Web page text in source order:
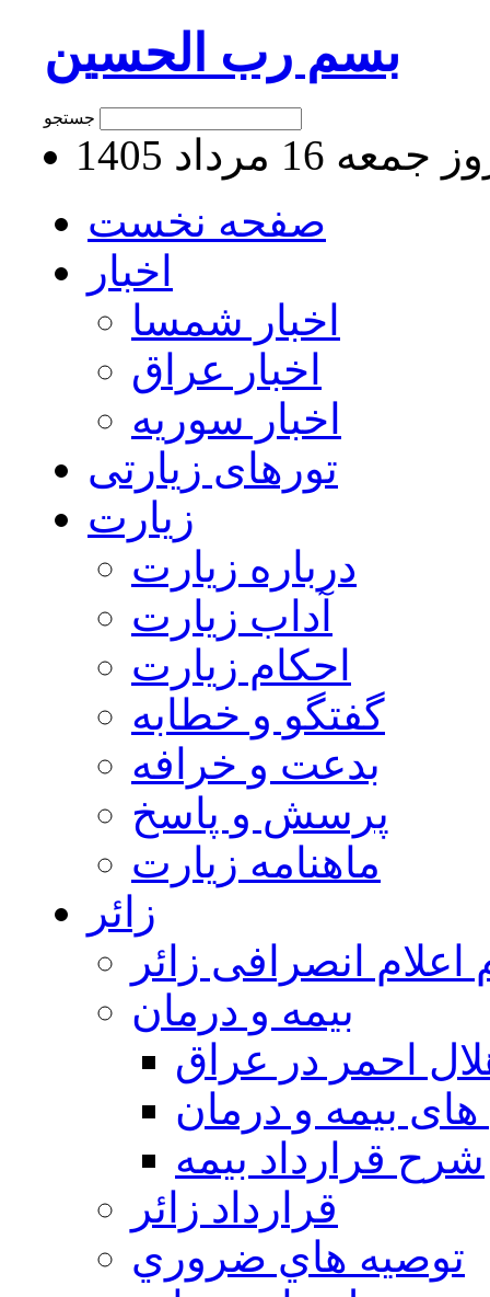
بسم رب الحسین
16 مرداد 1405
صفحه نخست
اخبار
اخبار شمسا
اخبار عراق
اخبار سوریه
تورهای زیارتی
زیارت
درباره زیارت
آداب زیارت
احکام زیارت
گفتگو و خطابه
بدعت و خرافه
پرسش و پاسخ
ماهنامه زیارت
زائر
اعلام انصرافی زائر
بيمه و درمان
احمر در عراق
بیمه و درمان
شرح قرارداد بیمه
قرارداد زائر
توصيه هاي ضروري